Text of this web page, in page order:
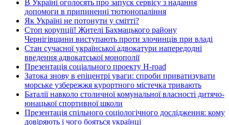
В Україні оголосять про запуск сервісу з надання
допомоги в припиненні тютюнопаління
Як Україні не потонути у смітті?
Стоп корупції! Жителі Бахмацького району
Чернігівщини виступають проти злочинців при владі
Стан сучасної української адвокатури напередодні
введення адвокатської монополії
Презентація соціального проекту H-road
Затока знову в епіцентрі уваги: спроби приватизувати
морське узбережжя курортного містечка тривають
Баталії навколо столичної комунальної власності дитячо-
юнацької спортивної школи
Презентація спільного соціологічного дослідження: кому
довіряють і чого бояться українці